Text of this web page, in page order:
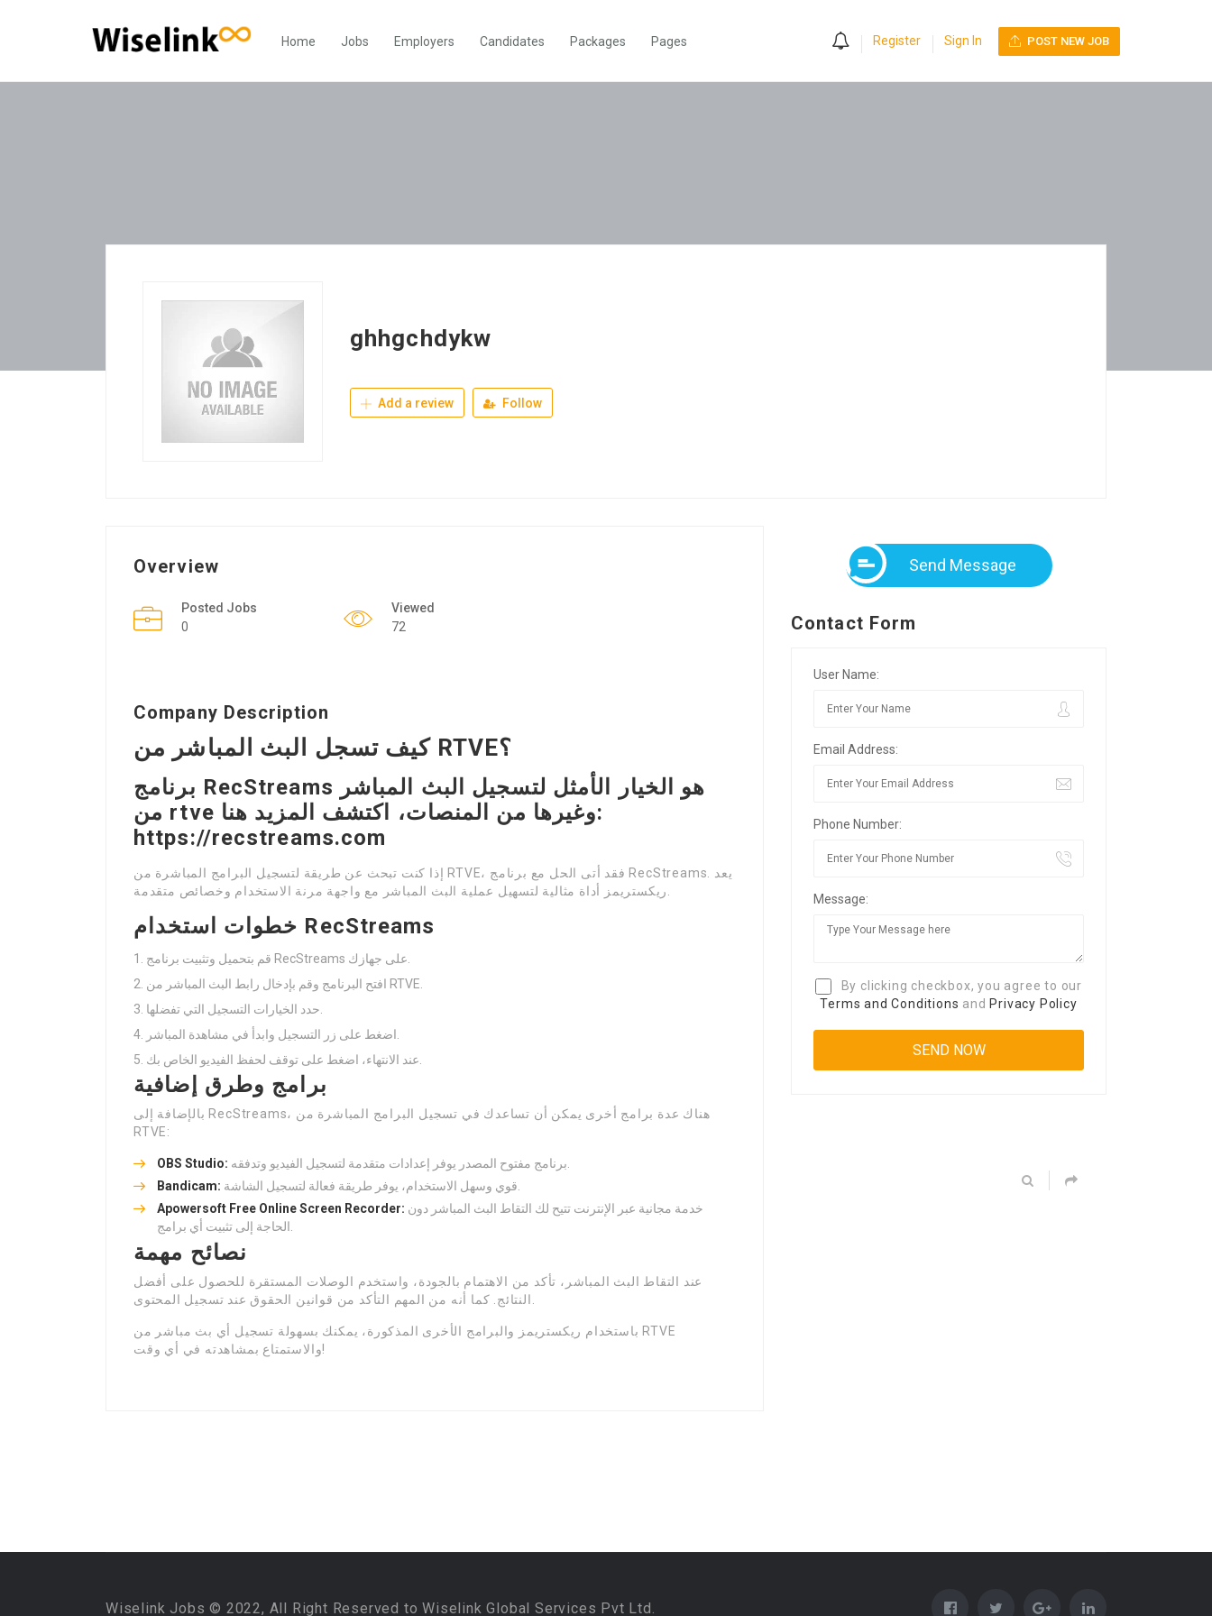
Home Jobs Employers Candidates Packages Pages Register Sign In POST NEW JOB
ghhgchdykw
Add a review Follow
Overview
Posted Jobs
0
Viewed
72
Company Description
كيف تسجل البث المباشر من RTVE؟
برنامج RecStreams هو الخيار الأمثل لتسجيل البث المباشر
من rtve وغيرها من المنصات، اكتشف المزيد هنا:
https://recstreams.com
إذا كنت تبحث عن طريقة لتسجيل البرامج المباشرة من RTVE، فقد أتى الحل مع برنامج RecStreams. يعد
خطوات استخدام RecStreams
افتح البرنامج وقم بإدخال رابط البث المباشر من RTVE.
برامج وطرق إضافية
بالإضافة إلى RecStreams، هناك عدة برامج أخرى يمكن أن تساعدك في تسجيل البرامج المباشرة من
RTVE:
OBS Studio:
Bandicam:
Apowersoft Free Online Screen Recorder:
نصائح مهمة
عند التقاط البث المباشر، تأكد من الاهتمام بالجودة، واستخدم الوصلات المستقرة للحصول على أفضل
باستخدام ريكستريمز والبرامج الأخرى المذكورة، يمكنك بسهولة تسجيل أي بث مباشر من RTVE
والاستمتاع بمشاهدته في أي وقت!
Send Message
Contact Form
User Name:
Email Address:
Phone Number:
Message:
By clicking checkbox, you agree to our
Terms and Conditions and Privacy Policy
Wiselink Jobs © 2022, All Right Reserved to Wiselink Global Services Pvt Ltd.